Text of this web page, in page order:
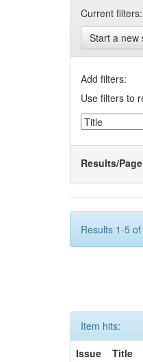
Current filters:
Start a new
Add filters:
Use filters to
Results/Page
Results 1-5
Item hits:
Issue
Title